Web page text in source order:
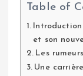
Table of
et son
Les
Une